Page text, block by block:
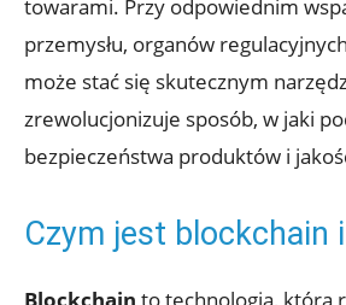
towarami. Przy odpowiednim‍
przemysłu, organów
może stać się skutecznym
zrewolucjonizuje sposób, w jaki
bezpieczeństwa produktów i
Czym jest blockchain